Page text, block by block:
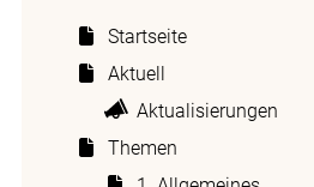
Startseite
Aktuell
Aktualisierungen
Themen
1
Kanton
Inhaltsverzeichnis
1 Anspruchsberechtigter